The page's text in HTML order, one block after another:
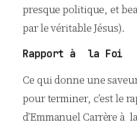
presque politique, et
par le véritable Jésus).
Rapport à la Foi
Ce qui donne une
pour terminer, c’est le
d’Emmanuel Carrère à